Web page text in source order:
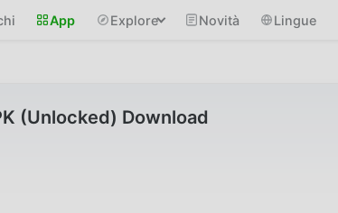
App Explore Novità Lingue
(Unlocked) Download